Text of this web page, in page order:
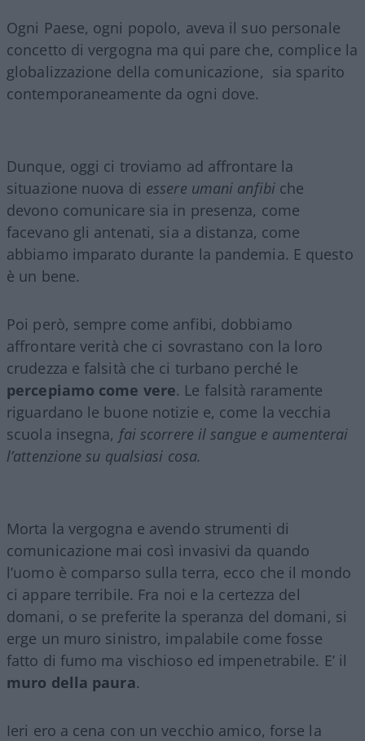
Ogni Paese, ogni popolo, aveva il suo personale
concetto di vergogna ma qui pare che, complice la
globalizzazione della comunicazione, sia sparito
contemporaneamente da ogni dove.
Dunque, oggi ci troviamo ad affrontare la
situazione nuova di essere umani anfibiche
devono comunicare sia in presenza, come
facevano gli antenati, sia a distanza, come
abbiamo imparato durante la pandemia. E questo
è un bene.
Poi però, sempre come anfibi, dobbiamo
affrontare verità che ci sovrastano con la loro
crudezza e falsità che ci turbano perché le
percepiamo come vere. Le falsità raramente
riguardano le buone notizie e, come la vecchia
scuola insegna, fai scorrere il sangue e aumenterai
l’attenzione su qualsiasi cosa.
Morta la vergogna e avendo strumenti di
comunicazione mai così invasivi da quando
l’uomo è comparso sulla terra, ecco che il mondo
ci appare terribile. Fra noi e la certezza del
domani, o se preferite la speranza del domani, si
erge un muro sinistro, impalabile come fosse
fatto di fumo ma vischioso ed impenetrabile. E’ il
muro della paura.
Ieri ero a cena con un vecchio amico, forse la